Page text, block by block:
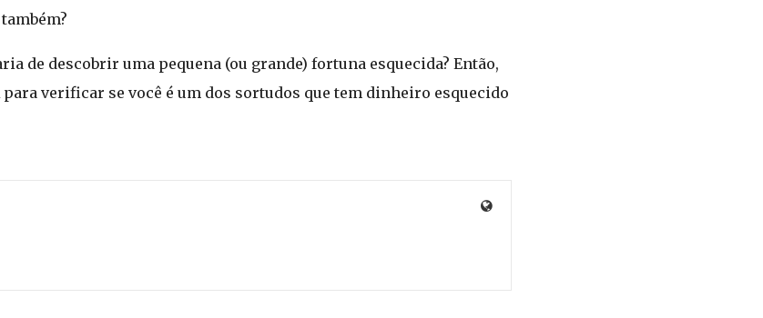
de descobrir uma pequena (ou grande) fortuna esquecida? Então,
verificar se você é um dos sortudos que tem dinheiro esquecido